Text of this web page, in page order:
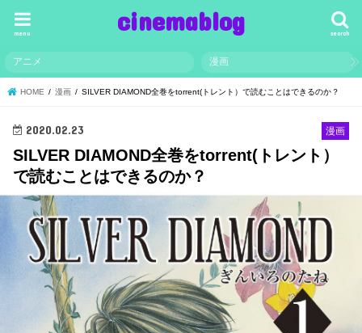
cinemablog search
menu
アニメ 漫画
HOME 漫画 SILVER DIAMOND全巻をtorrent(トレント）で読むことはできるのか？
漫画
2020.02.23
SILVER DIAMOND全巻をtorrent(トレント）
で読むことはできるのか？